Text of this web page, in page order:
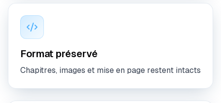
Format préservé
Chapitres, images et mise en page restent intacts